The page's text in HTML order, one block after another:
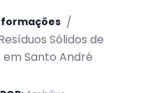
/
Sólidos de
Santo André